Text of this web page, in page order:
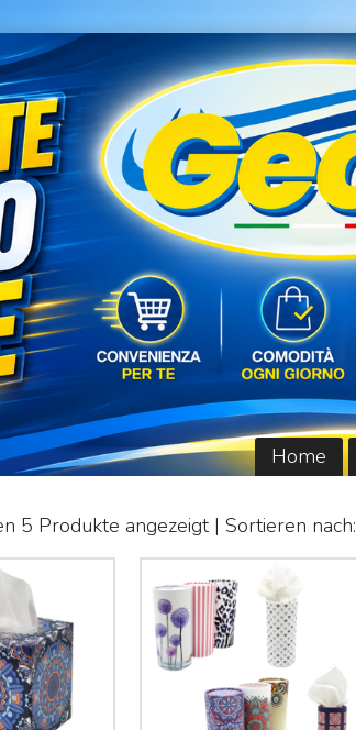
Home
5 Produkte angezeigt | Sortieren nach: